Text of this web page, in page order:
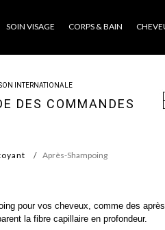
SOIN VISAGE CORPS & BAIN
INTERNATIONALE
DES COMMANDES
Après-Shampoing
pour vos cheveux, comme des
la fibre capillaire en profondeur.